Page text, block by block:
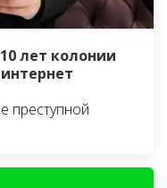
лет колонии
преступной